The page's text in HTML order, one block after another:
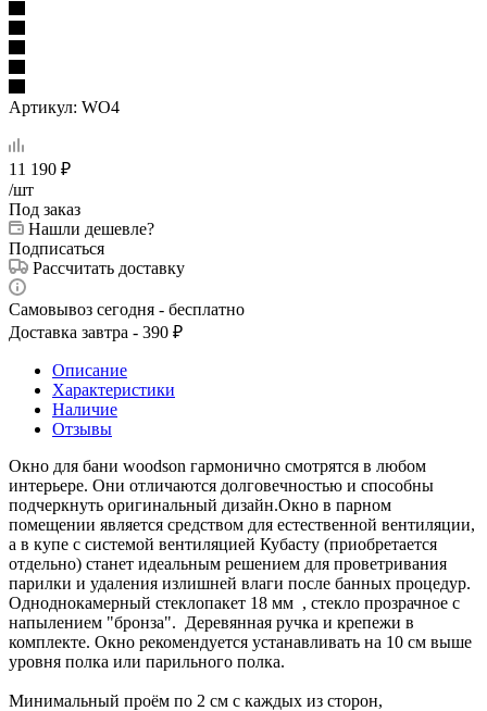
Артикул: WO4
11 190 ₽
/шт
Под заказ
Нашли дешевле?
Подписаться
Рассчитать доставку
Самовывоз сегодня - бесплатно
Доставка завтра - 390 ₽
Описание
Характеристики
Наличие
Отзывы
Окно для бани woodson гармонично смотрятся в любом
интерьере. Они отличаются долговечностью и способны
подчеркнуть оригинальный дизайн.Окно в парном
помещении является средством для естественной вентиляции,
а в купе с системой вентиляцией Кубасту (приобретается
отдельно) станет идеальным решением для проветривания
парилки и удаления излишней влаги после банных процедур.
Одноднокамерный стеклопакет 18 мм , стекло прозрачное с
напылением "бронза". Деревянная ручка и крепежи в
комплекте. Окно рекомендуется устанавливать на 10 см выше
уровня полка или парильного полка.
Минимальный проём по 2 см с каждых из сторон,